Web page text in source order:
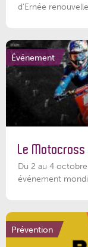
d’Ernée
Événement
Le Motocross
Du 2 au 4
événement
Prévention